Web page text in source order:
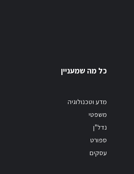
כל מה שמעניין
מדע וטכנולוגיה
משפטי
נדל"ן
ספורט
עסקים